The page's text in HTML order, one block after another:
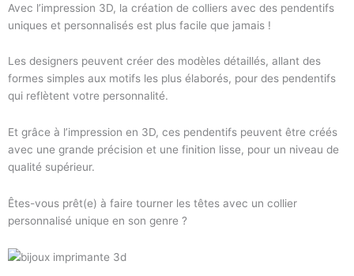
Avec l’impression 3D, la création de colliers avec des pendentifs
uniques et personnalisés est plus facile que jamais !
Les designers peuvent créer des modèles détaillés, allant des
formes simples aux motifs les plus élaborés, pour des pendentifs
qui reflètent votre personnalité.
Et grâce à l’impression en 3D, ces pendentifs peuvent être créés
avec une grande précision et une finition lisse, pour un niveau de
qualité supérieur.
Êtes-vous prêt(e) à faire tourner les têtes avec un collier
personnalisé unique en son genre ?